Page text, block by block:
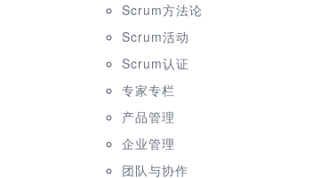
Scrum方法论
Scrum活动
Scrum认证
专家专栏
产品管理
企业管理
团队与协作